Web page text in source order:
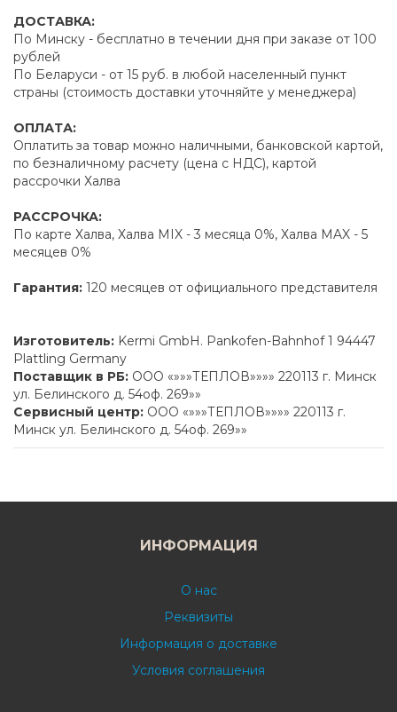
ДОСТАВКА:
По Минску - бесплатно в течении дня при заказе от 100
рублей
По Беларуси - от 15 руб. в любой населенный пункт
страны (стоимость доставки уточняйте у менеджера)
ОПЛАТА:
Оплатить за товар можно наличными, банковской картой,
по безналичному расчету (цена с НДС), картой
рассрочки Халва
РАССРОЧКА:
По карте Халва, Халва MIX - 3 месяца 0%, Халва MAX - 5
месяцев 0%
Гарантия: 120 месяцев от официального представителя
Изготовитель: Kermi GmbH. Pankofen-Bahnhof 1 94447
Plattling Germany
Поставщик в РБ: ООО «»»»ТЕПЛОВ»»»» 220113 г. Минск
ул. Белинского д. 54оф. 269»»
Сервисный центр: ООО «»»»ТЕПЛОВ»»»» 220113 г.
Минск ул. Белинского д. 54оф. 269»»
ИНФОРМАЦИЯ
О нас
Реквизиты
Информация о доставке
Условия соглашения